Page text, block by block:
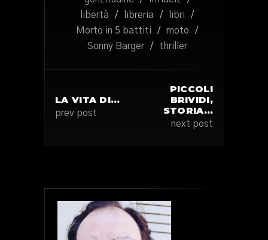
libertà
/ libreria / libri
/
Morto in 5 battiti
/ moto
/
Sonny Barger
/ thriller
LA VITA DI…
prev post
PICCOLI
BRIVIDI,
STORIA…
next post